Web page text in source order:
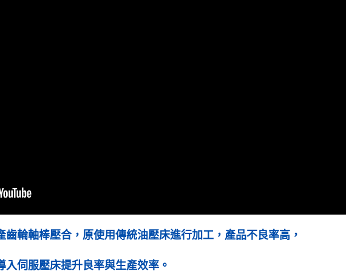
輪軸棒壓合，原使用傳統油壓床進行加工，產品不良率高，
入伺服壓床提升良率與生產效率。